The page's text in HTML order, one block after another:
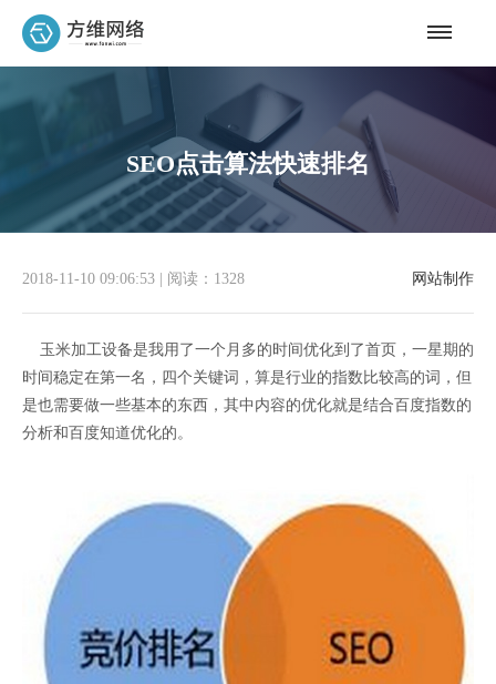
SEO点击算法快速排名
网站制作
2018-11-10 09:06:53 阅读：1328
玉米加工设备是我用了一个月多的时间优化到了首页，一星期的
时间稳定在第一名，四个关键词，算是行业的指数比较高的词，但
是也需要做一些基本的东西，其中内容的优化就是结合百度指数的
分析和百度知道优化的。